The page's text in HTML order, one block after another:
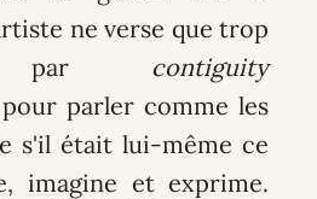
ne verse que trop
par contiguity
parler comme les
s'il était lui-même ce
imagine et exprime.